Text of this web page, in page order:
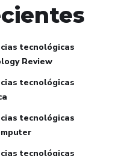
tecnológicas
Review
tecnológicas
tecnológicas
tecnológicas